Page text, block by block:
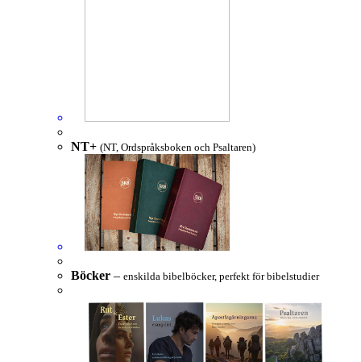
NT+ (NT, Ordspråksboken och Psaltaren)
Böcker – enskilda bibelböcker, perfekt för bibelstudier